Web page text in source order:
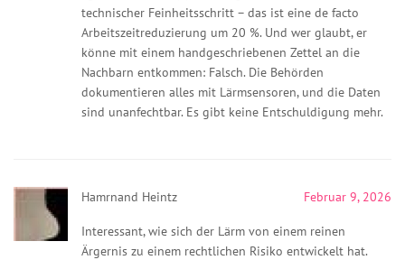
technischer Feinheitsschritt – das ist eine de facto
Arbeitszeitreduzierung um 20 %. Und wer glaubt, er
könne mit einem handgeschriebenen Zettel an die
Nachbarn entkommen: Falsch. Die Behörden
dokumentieren alles mit Lärmsensoren, und die Daten
sind unanfechtbar. Es gibt keine Entschuldigung mehr.
Hamrnand Heintz Februar 9, 2026
Interessant, wie sich der Lärm von einem reinen
Ärgernis zu einem rechtlichen Risiko entwickelt hat.